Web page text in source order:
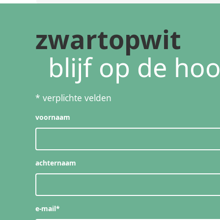
zwartopwit
blijf op de
* verplichte velden
voornaam
achternaam
e-mail*